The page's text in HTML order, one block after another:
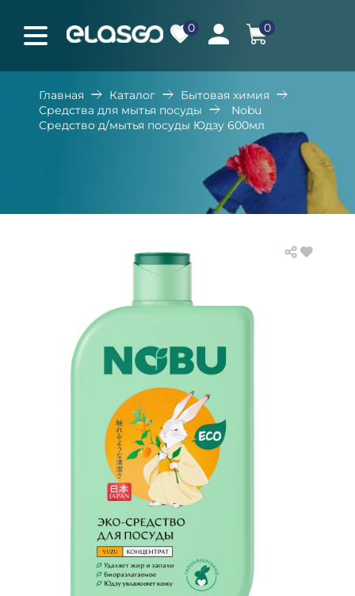
0 0
Главная Каталог
Бытовая химия
Средства для мытья посуды
Nobu
Средство д/мытья посуды Юдзу 600мл